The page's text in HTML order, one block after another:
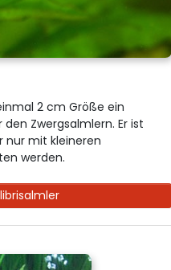
2 cm Größe ein
Zwergsalmlern. Er ist
nur mit kleineren
werden.